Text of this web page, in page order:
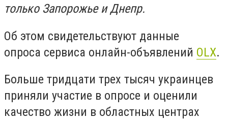
только Запорожье и Днепр.
Об этом свидетельствуют данные
опроса сервиса онлайн-объявлений OLX.
Больше тридцати трех тысяч украинцев
приняли участие в опросе и оценили
качество жизни в областных центрах